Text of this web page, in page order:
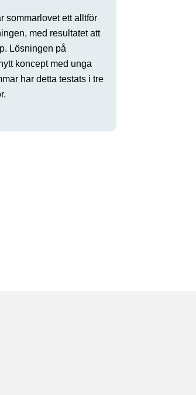
sommarlovet ett alltför
med resultatet att
Lösningen på
koncept med unga
har detta testats i tre